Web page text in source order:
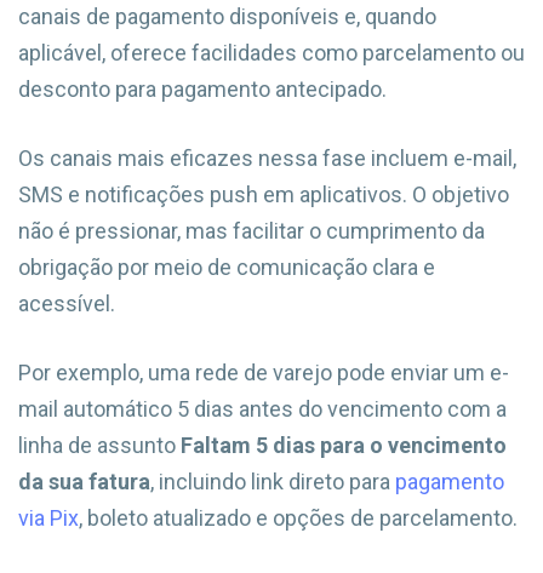
canais de pagamento disponíveis e, quando
aplicável, oferece facilidades como parcelamento ou
desconto para pagamento antecipado.
Os canais mais eficazes nessa fase incluem e-mail,
SMS e notificações push em aplicativos. O objetivo
não é pressionar, mas facilitar o cumprimento da
obrigação por meio de comunicação clara e
acessível.
Por exemplo, uma rede de varejo pode enviar um e-
mail automático 5 dias antes do vencimento com a
linha de assunto Faltam 5 dias para o vencimento
da sua fatura, incluindo link direto para pagamento
via Pix, boleto atualizado e opções de parcelamento.